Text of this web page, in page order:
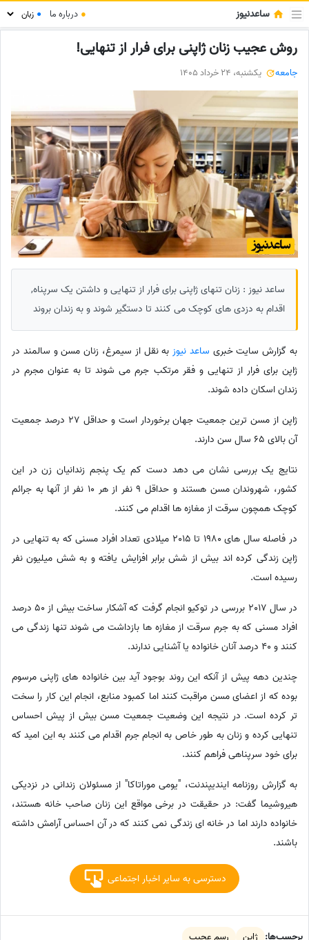
ساعدنیوز ● درباره ما ●
روش عجیب زنان ژاپنی برای فرار از تنهایی!
جامعه یکشنبه، 24 خرداد 1405
ساعد نیوز : زنان تنهای ژاپنی برای فرار از تنهایی و داشتن یک سرپناه,
اقدام به دزدی های کوچک می کنند تا دستگیر شوند و به زندان بروند
به گزارش سایت خبری ساعد نیوزبه نقل از سیمرغ، زنان مسن و سالمند در
ژاپن برای فرار از تنهایی و فقر مرتکب جرم می شوند تا به عنوان مجرم در
زندان اسکان داده شوند.
ژاپن از مسن ترین جمعیت جهان برخوردار است و حداقل 27 درصد جمعیت
آن بالای 65 سال سن دارند.
نتایج یک بررسی نشان می دهد دست کم یک پنجم زندانیان زن در این
کشور، شهروندان مسن هستند و حداقل 9 نفر از هر 10 نفر از آنها به جرائم
کوچک همچون سرقت از مغازه ها اقدام می کنند.
در فاصله سال های 1980 تا 2015 میلادی تعداد افراد مسنی که به تنهایی در
ژاپن زندگی کرده اند بیش از شش برابر افزایش یافته و به شش میلیون نفر
رسیده است.
در سال 2017 بررسی در توکیو انجام گرفت که آشکار ساخت بیش از 50 درصد
افراد مسنی که به جرم سرقت از مغازه ها بازداشت می شوند تنها زندگی می
کنند و 40 درصد آنان خانواده یا آشنایی ندارند.
چندین دهه پیش از آنکه این روند بوجود آید بین خانواده های ژاپنی مرسوم
بوده که از اعضای مسن مراقبت کنند اما کمبود منابع، انجام این کار را سخت
تر کرده است. در نتیجه این وضعیت جمعیت مسن بیش از پیش احساس
تنهایی کرده و زنان به طور خاص به انجام جرم اقدام می کنند به این امید که
برای خود سرپناهی فراهم کنند.
به گزارش روزنامه ایندیپندنت، "یومی موراتاکا" از مسئولان زندانی در نزدیکی
هیروشیما گفت: در حقیقت در برخی مواقع این زنان صاحب خانه هستند،
خانواده دارند اما در خانه ای زندگی نمی کنند که در آن احساس آرامش داشته
باشند.
دسترسی به سایر اخبار اجتماعی
برچسب‌ها: ژاپن رسم عجیب